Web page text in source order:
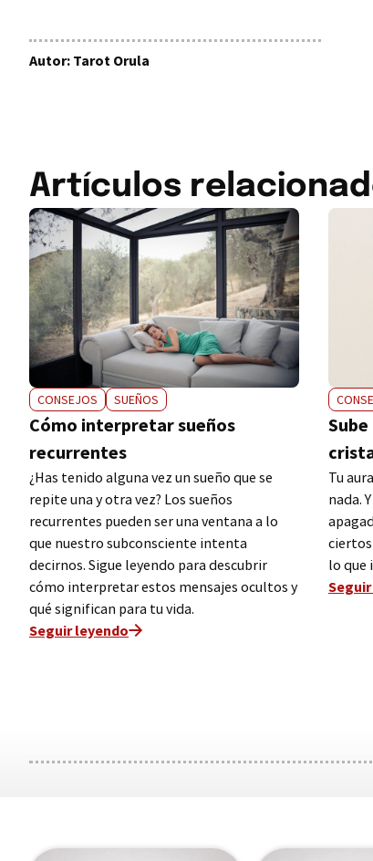
Autor: Tarot Orula
Artículos
CONSEJOS SUEÑOS
Cómo interpretar sueños
recurrentes
¿Has tenido alguna vez un sueño que se
repite una y otra vez? Los sueños
recurrentes pueden ser una ventana a lo
que nuestro subconsciente intenta
decirnos. Sigue leyendo para descubrir
cómo interpretar estos mensajes ocultos y
qué significan para tu vida.
Seguir leyendo
Tu
nada.
lo que